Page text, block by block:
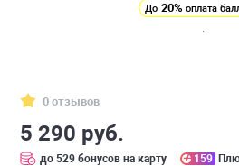
До 20% оплата
0 отзывов
5 290 руб.
до 529 бонусов на карту 159